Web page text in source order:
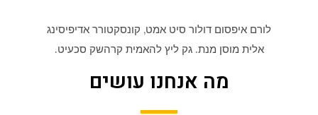
לורם איפסום דולור סיט אמט, קונסקטורר אדיפיסינג
אלית מוסן מנת. גק ליץ להאמית קרהשק סכעיט.
מה אנחנו עושים